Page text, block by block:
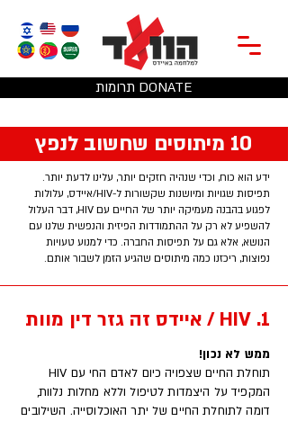
תרומות DONATE
10 מיתוסים שחשוב לנפץ
ידע הוא כוח, וכדי שנהיה חזקים יותר, עלינו לדעת יותר.
תפיסות שגויות ומיושנות שקשורות ל-HIV/איידס, עלולות
לפגוע בהבנה מעמיקה יותר של החיים עם HIV, דבר העלול
להשפיע לא רק על ההתמודדות הפיזית והנפשית שלנו עם
הנושא, אלא גם על תפיסות החברה. כדי למנוע טעויות
נפוצות, ריכזנו כמה מיתוסים שהגיע הזמן לשבור אותם.
1. HIV / איידס זה גזר דין מוות
ממש לא נכון!
תוחלת החיים שצפויה כיום לאדם החי עם HIV
המקפיד על היצמדות לטיפול וללא מחלות נלוות,
דומה לתוחלת החיים של יתר האוכלוסייה. השילובים